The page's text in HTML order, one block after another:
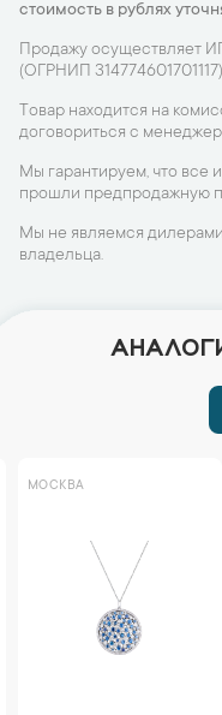
стоимость в рублях
Продажу осуществляет
(ОГРНИП 314774601701117)
Товар находится на
договориться с
Мы гарантируем, что все
прошли предпродажную
Мы не являемся
владельца.
МОСКВА